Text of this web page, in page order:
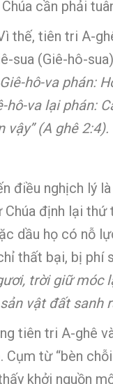
cần phải
thế, tiên tri A-
sua (Giê-hô-
hô-va phán:
va lại phán:
vậy” (A ghê 2:4).
điều nghịch lý
Chúa định lại
dầu họ có nỗ
thất bại, bị
trời giữ
vật đất sanh
tiên tri A-ghê
Cụm từ “bèn
khởi nguồn